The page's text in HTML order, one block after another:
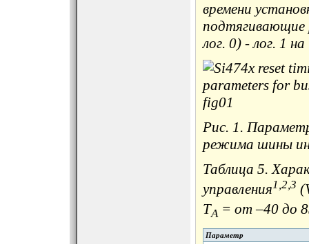
времени
подтягивающие
лог. 0) - лог. 1
Рис. 1.
режима шины
Таблица 5.
управления1,2,3
TA = от –40 до
Параметр